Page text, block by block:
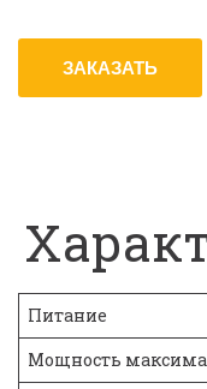
ЗАКАЗАТЬ
Питание
Мощность